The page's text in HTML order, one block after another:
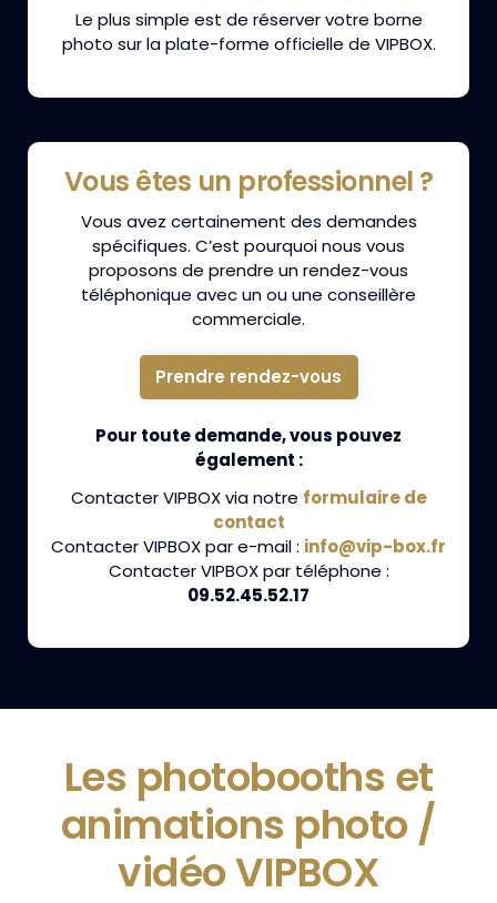
Le plus simple est de réserver votre borne
photo sur la plate-forme officielle de VIPBOX.
Vous êtes un professionnel ?
Vous avez certainement des demandes
spécifiques. C’est pourquoi nous vous
proposons de prendre un rendez-vous
téléphonique avec un ou une conseillère
commerciale.
Prendre rendez-vous
Pour toute demande, vous pouvez
également :
Contacter VIPBOX via notre formulaire de
contact
Contacter VIPBOX par e-mail : info@vip-box.fr
Contacter VIPBOX par téléphone :
09.52.45.52.17
Les photobooths et
animations photo /
vidéo VIPBOX